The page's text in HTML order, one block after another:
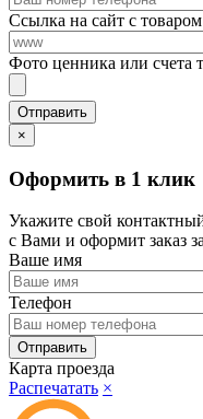
Ссылка на сайт с
Фото ценника или счета
×
Оформить в 1 клик
Укажите свой
с Вами и оформит заказ
Ваше имя
Телефон
Карта проезда
Распечатать ×